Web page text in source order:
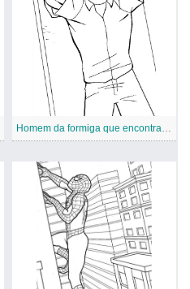
Homem da formiga que encontra-se na cama